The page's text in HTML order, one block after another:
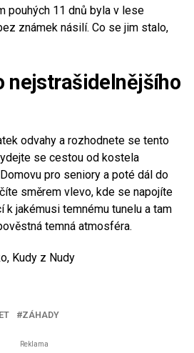
pouhých 11 dnů byla v lese
známek násilí. Co se jim stalo,
nejstrašidelnějšího
odvahy a rozhodnete se tento
se cestou od kostela
pro seniory a poté dál do
směrem vlevo, kde se napojíte
k jakémusi temnému tunelu a tam
temná atmosféra.
Kudy z Nudy
ZÁHADY
Reklama